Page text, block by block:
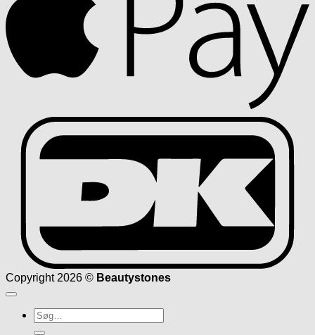
Copyright 2026 © Beautystones
Søg
efter: